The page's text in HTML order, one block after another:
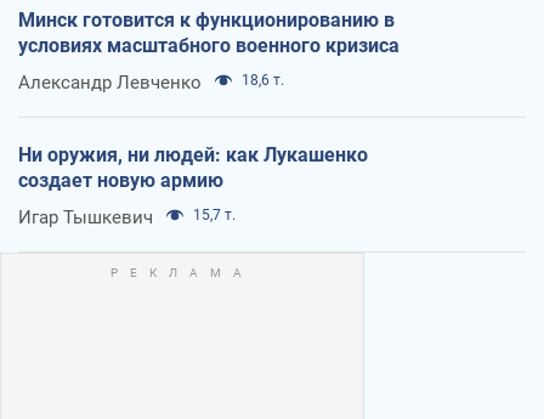
Минск готовится к функционированию в
условиях масштабного военного кризиса
Александр Левченко 18,6 т.
Ни оружия, ни людей: как Лукашенко
создает новую армию
Игар Тышкевич 15,7 т.